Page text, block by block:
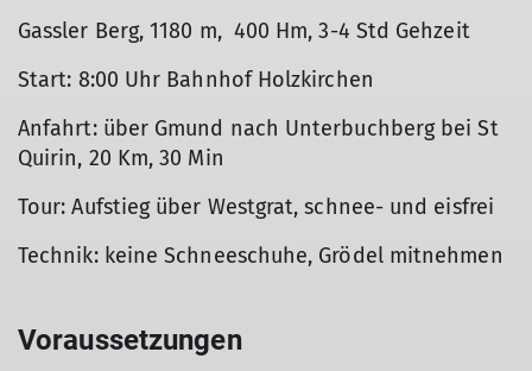
Gassler Berg, 1180 m, 400 Hm, 3-4 Std Gehzeit
Start: 8:00 Uhr Bahnhof Holzkirchen
Anfahrt: über Gmund nach Unterbuchberg bei St
Quirin, 20 Km, 30 Min
Tour: Aufstieg über Westgrat, schnee- und eisfrei
Technik: keine Schneeschuhe, Grödel mitnehmen
Voraussetzungen